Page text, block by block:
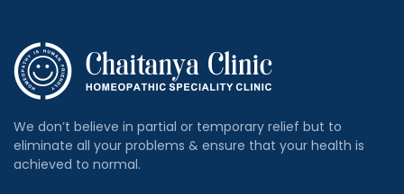
We don’t believe in partial or temporary relief but to
eliminate all your problems & ensure that your health is
achieved to normal.